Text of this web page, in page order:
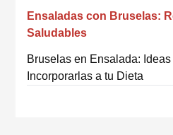
Ensaladas con Bruselas:
Saludables
Bruselas en Ensalada:
Incorporarlas a tu Dieta